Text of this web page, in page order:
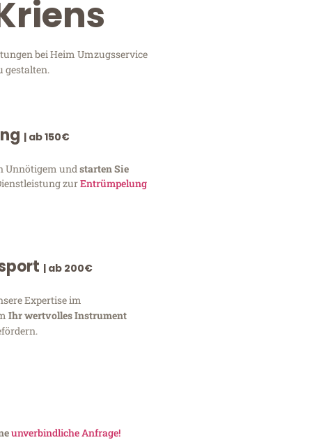
bei Heim Umzugsservice
gestalten.
| ab 150€
Unnötigem undstarten Sie
zurEntrümpelung
| ab 200€
Expertise im
Ihr wertvolles Instrument
unverbindliche Anfrage!